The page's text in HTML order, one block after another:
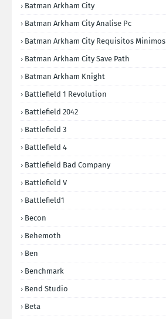
Batman Arkham City
Batman Arkham City Analise Pc
Batman Arkham City Requisitos Minimos
Batman Arkham City Save Path
Batman Arkham Knight
Battlefield 1 Revolution
Battlefield 2042
Battlefield 3
Battlefield 4
Battlefield Bad Company
Battlefield V
Battlefield1
Becon
Behemoth
Ben
Benchmark
Bend Studio
Beta